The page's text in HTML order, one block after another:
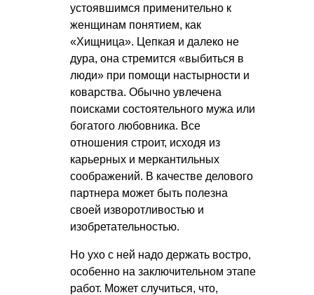
устоявшимся применительно к
женщинам понятием, как
«Хищница». Цепкая и далеко не
дура, она стремится «выбиться в
люди» при помощи настырности и
коварства. Обычно увлечена
поисками состоятельного мужа или
богатого любовника. Все
отношения строит, исходя из
карьерных и меркантильных
соображений. В качестве делового
партнера может быть полезна
своей изворотливостью и
изобретательностью.
Но ухо с ней надо держать востро,
особенно на заключительном этапе
работ. Может случиться, что,